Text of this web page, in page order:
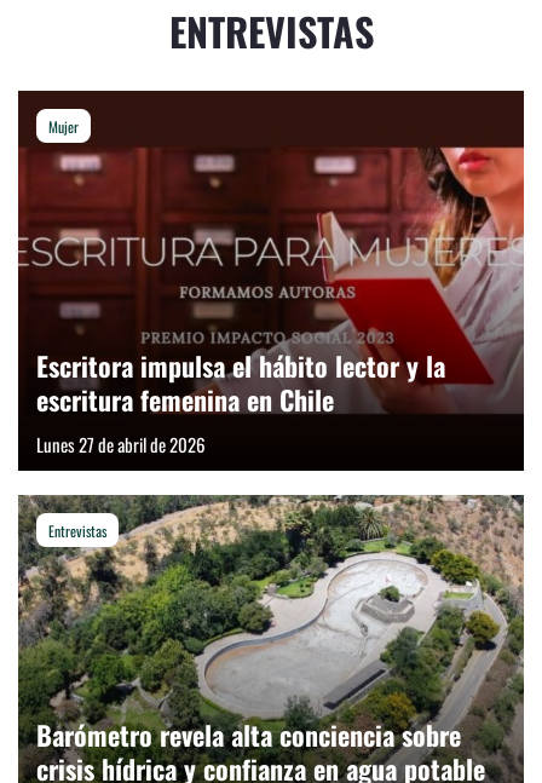
ENTREVISTAS
Mujer
Escritora impulsa el hábito lector y la
escritura femenina en Chile
Lunes 27 de abril de 2026
Entrevistas
Barómetro revela alta conciencia sobre
crisis hídrica y confianza en agua potable